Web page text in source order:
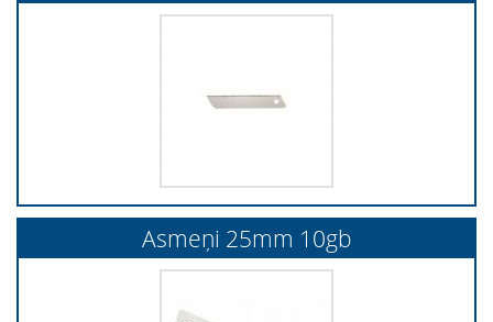
Asmeņi 25mm 10gb